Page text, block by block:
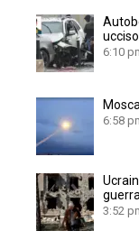
6:10
6:58
3:52